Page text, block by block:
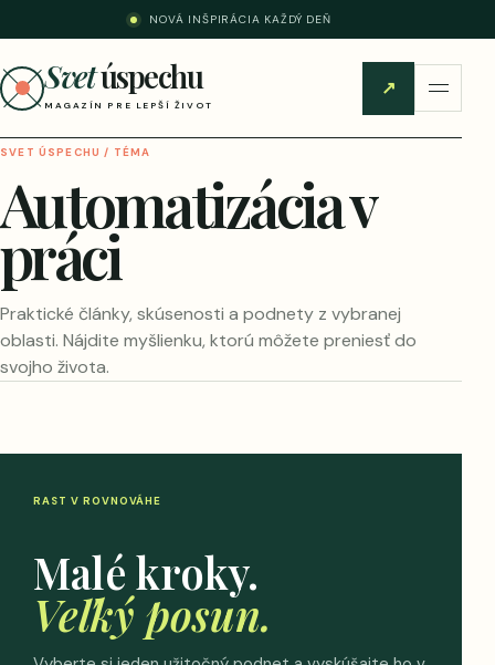
NOVÁ INŠPIRÁCIA KAŽDÝ DEŇ
Svetúspechu
MAGAZÍN PRE LEPŠÍ ŽIVOT
↗
SVET ÚSPECHU / TÉMA
Automatizácia v
práci
Praktické články, skúsenosti a podnety z vybranej
oblasti. Nájdite myšlienku, ktorú môžete preniesť do
svojho života.
RAST V ROVNOVÁHE
Malé kroky.
Veľký posun.